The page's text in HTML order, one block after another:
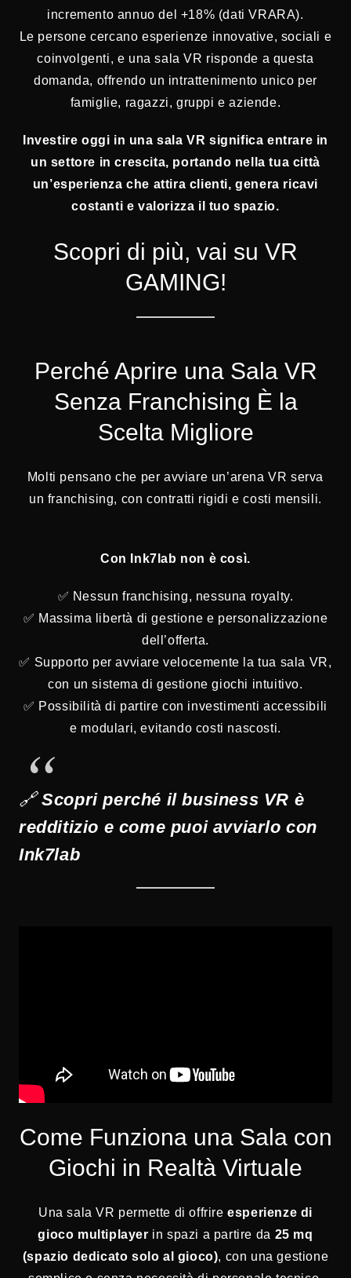
incremento annuo del +18% (dati VRARA).
Le persone cercano esperienze innovative, sociali e
coinvolgenti, e una sala VR risponde a questa
domanda, offrendo un intrattenimento unico per
famiglie, ragazzi, gruppi e aziende.
Investire oggi in una sala VR significa entrare in
un settore in crescita, portando nella tua città
un’esperienza che attira clienti, genera ricavi
costanti e valorizza il tuo spazio.
Scopri di più, vai su VR
GAMING!
Perché Aprire una Sala VR
Senza Franchising È la
Scelta Migliore
Molti pensano che per avviare un’arena VR serva
un franchising, con contratti rigidi e costi mensili.
Con Ink7lab non è così.
✅ Nessun franchising, nessuna royalty.
✅ Massima libertà di gestione e personalizzazione
dell’offerta.
✅ Supporto per avviare velocemente la tua sala VR,
con un sistema di gestione giochi intuitivo.
✅ Possibilità di partire con investimenti accessibili
e modulari, evitando costi nascosti.
🔗Scopri perché il business VR è
redditizio e come puoi avviarlo con
Ink7lab
Come Funziona una Sala con
Giochi in Realtà Virtuale
Una sala VR permette di offrireesperienze di
gioco multiplayer in spazi a partire da 25 mq
(spazio dedicato solo al gioco), con una gestione